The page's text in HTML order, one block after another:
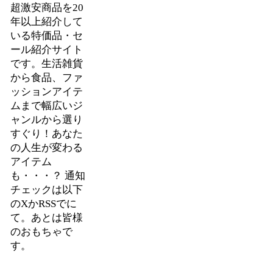
超激安商品を20
年以上紹介して
いる特価品・セ
ール紹介サイト
です。生活雑貨
から食品、ファ
ッションアイテ
ムまで幅広いジ
ャンルから選り
すぐり！あなた
の人生が変わる
アイテム
も・・・？ 通知
チェックは以下
のXかRSSでに
て。あとは皆様
のおもちゃで
す。